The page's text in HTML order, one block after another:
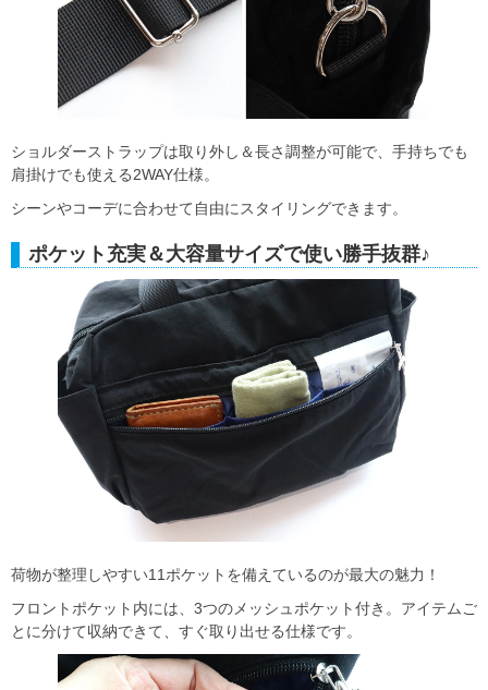
ショルダーストラップは取り外し＆長さ調整が可能で、手持ちでも
肩掛けでも使える2WAY仕様。
シーンやコーデに合わせて自由にスタイリングできます。
ポケット充実＆大容量サイズで使い勝手抜群♪
荷物が整理しやすい11ポケットを備えているのが最大の魅力！
フロントポケット内には、3つのメッシュポケット付き。アイテムご
とに分けて収納できて、すぐ取り出せる仕様です。